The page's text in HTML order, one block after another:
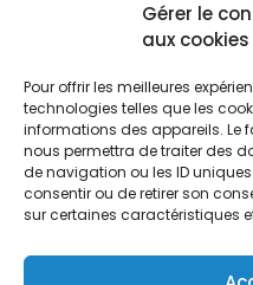
Gérer le
aux cookies
Pour offrir les meilleures
technologies telles que les
informations des appareils. Le
nous permettra de traiter des
de navigation ou les ID
consentir ou de retirer son
sur certaines caractéristiques
Abonnez-vous